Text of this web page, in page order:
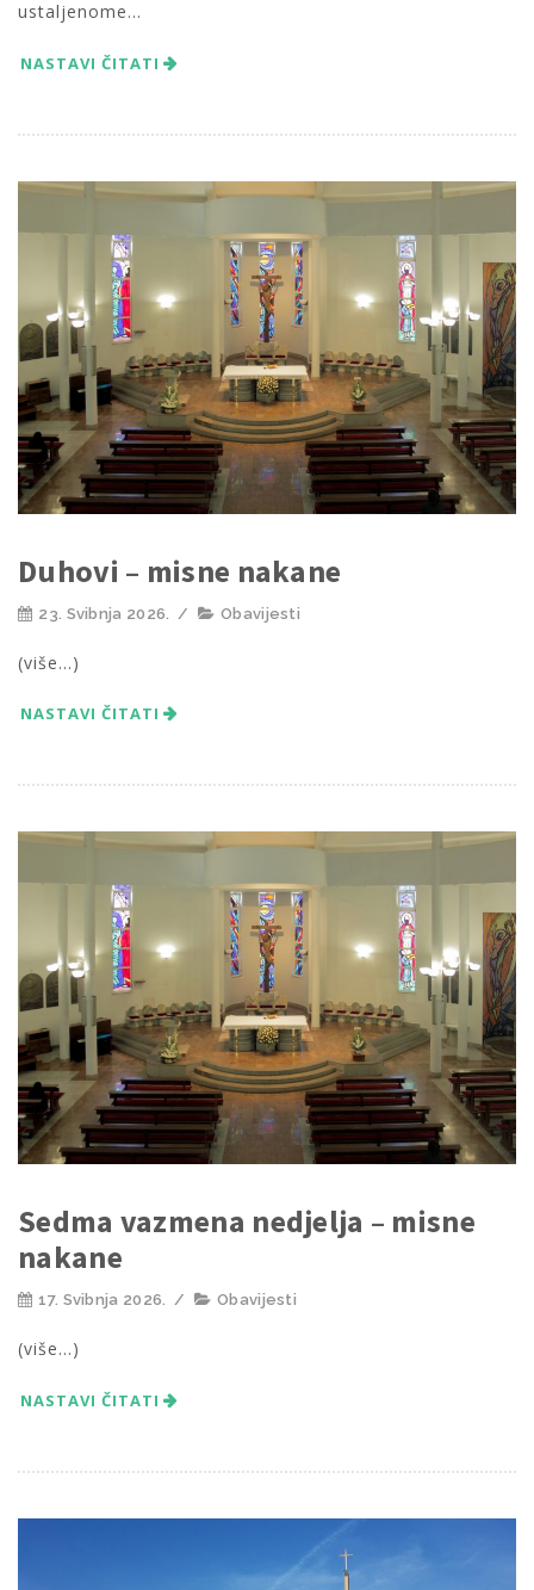
ustaljenome...
NASTAVI ČITATI
Duhovi – misne nakane
23. Svibnja 2026. / Obavijesti
(više…)
NASTAVI ČITATI
Sedma vazmena nedjelja – misne
nakane
17. Svibnja 2026. / Obavijesti
(više…)
NASTAVI ČITATI